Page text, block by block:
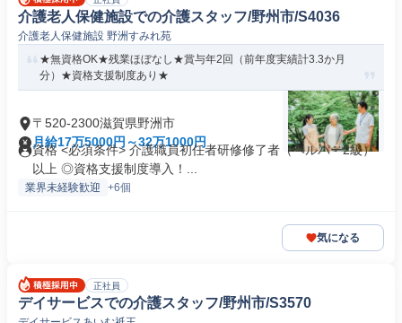
介護老人保健施設での介護スタッフ/野州市/S4036
介護老人保健施設 野洲すみれ苑
★無資格OK★残業ほぼなし★賞与年2回（前年度実績計3.3か月
分）★資格支援制度あり★
〒520-2300滋賀県野洲市
月給17万5000円～32万1000円
資格 <必須条件> 介護職員初任者研修修了者（ヘルパー2級）
以上 ◎資格支援制度導入！...
業界未経験歓迎 +6個
気になる
正社員
デイサービスでの介護スタッフ/野州市/S3570